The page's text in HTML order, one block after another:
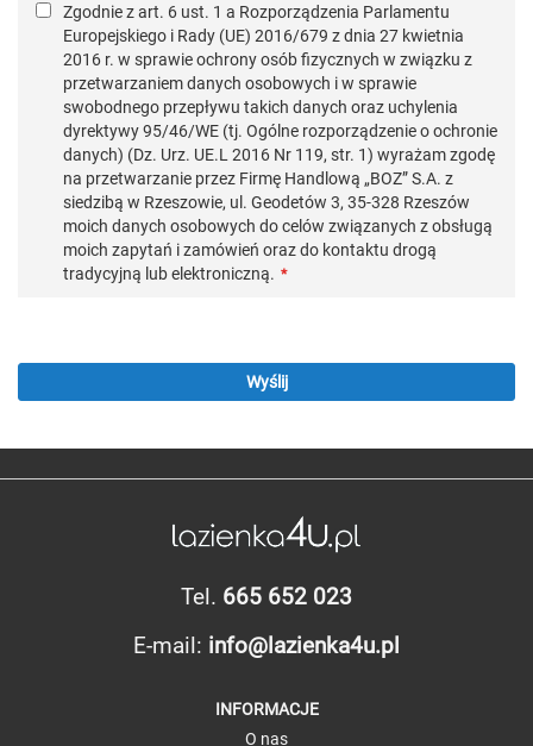
Zgodnie z art. 6 ust. 1 a Rozporządzenia Parlamentu
Europejskiego i Rady (UE) 2016/679 z dnia 27 kwietnia
2016 r. w sprawie ochrony osób fizycznych w związku z
przetwarzaniem danych osobowych i w sprawie
swobodnego przepływu takich danych oraz uchylenia
dyrektywy 95/46/WE (tj. Ogólne rozporządzenie o ochronie
danych) (Dz. Urz. UE.L 2016 Nr 119, str. 1) wyrażam zgodę
na przetwarzanie przez Firmę Handlową „BOZ” S.A. z
siedzibą w Rzeszowie, ul. Geodetów 3, 35-328 Rzeszów
moich danych osobowych do celów związanych z obsługą
moich zapytań i zamówień oraz do kontaktu drogą
tradycyjną lub elektroniczną.
Wyślij
Tel. 665 652 023
E-mail: info@lazienka4u.pl
INFORMACJE
O nas